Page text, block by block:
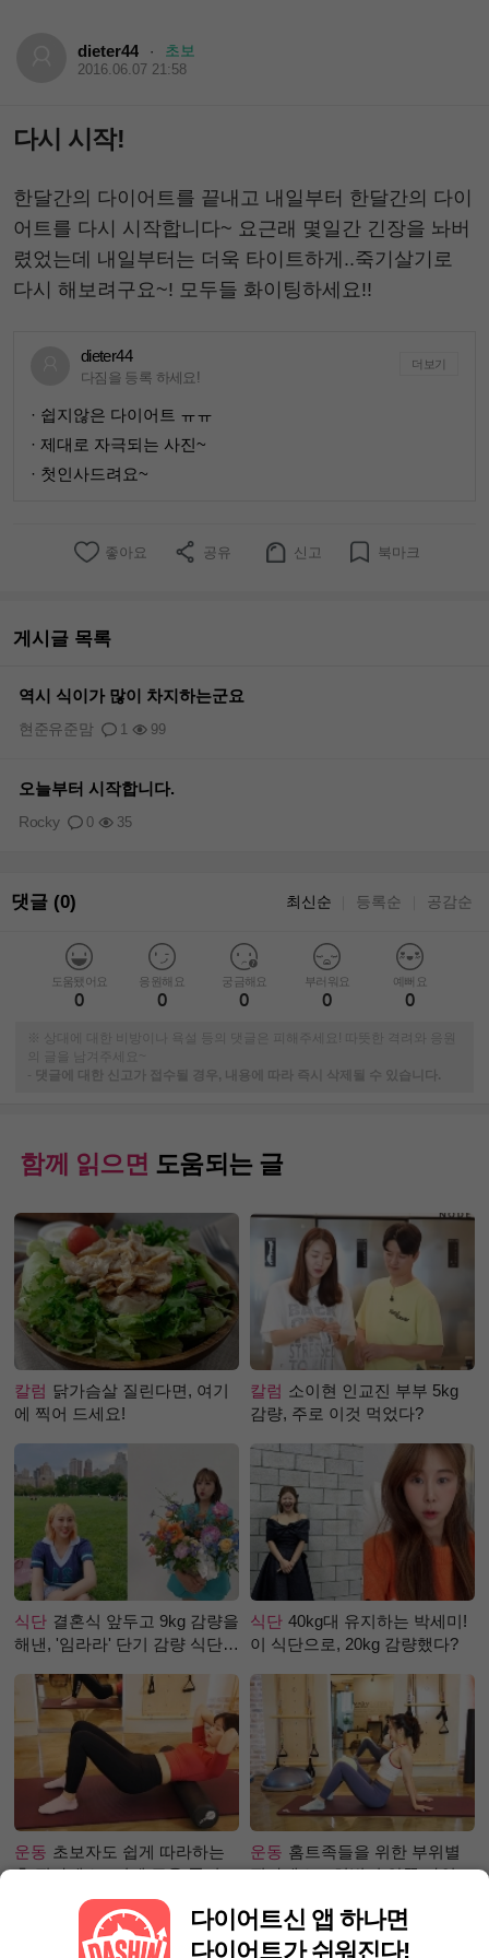
dieter44 · 초보
2016.06.07 21:58
다시 시작!
한달간의 다이어트를 끝내고 내일부터 한달간의 다이
어트를 다시 시작합니다~ 요근래 몇일간 긴장을 놔버
렸었는데 내일부터는 더욱 타이트하게..죽기살기로
다시 해보려구요~! 모두들 화이팅하세요!!
dieter44
다짐을 등록 하세요!
더보기
· 쉽지않은 다이어트 ㅠㅠ
· 제대로 자극되는 사진~
· 첫인사드려요~
좋아요 공유 신고 북마크
게시글 목록
역시 식이가 많이 차지하는군요
1 99
현준유준맘
오늘부터 시작합니다.
0 35
Rocky
댓글 (0) 최신순 등록순 공감순
도움됐어요
0
응원해요
0
궁금해요
0
부러워요
0
예뻐요
0
※ 상대에 대한 비방이나 욕설 등의 댓글은 피해주세요! 따뜻한 격려와 응원
의 글을 남겨주세요~
-
댓글에 대한 신고가 접수될 경우, 내용에 따라 즉시 삭제될 수 있습니다.
함께 읽으면 도움되는 글
칼럼 닭가슴살 질린다면, 여기
에 찍어 드세요!
칼럼 소이현 인교진 부부 5kg
감량, 주로 이것 먹었다?
식단 결혼식 앞두고 9kg 감량을
해낸, '임라라' 단기 감량 식단
식단 40kg대 유지하는 박세미!
이 식단으로, 20kg 감량했다?
운동 초보자도 쉽게 따라하는
홈 필라테스 –어깨 근육 풀어주
운동 홈트족들을 위한 부위별
필라테스 – 허벅지 안쪽 라인
다이어트신 앱 하나면
다이어트가 쉬워진다!